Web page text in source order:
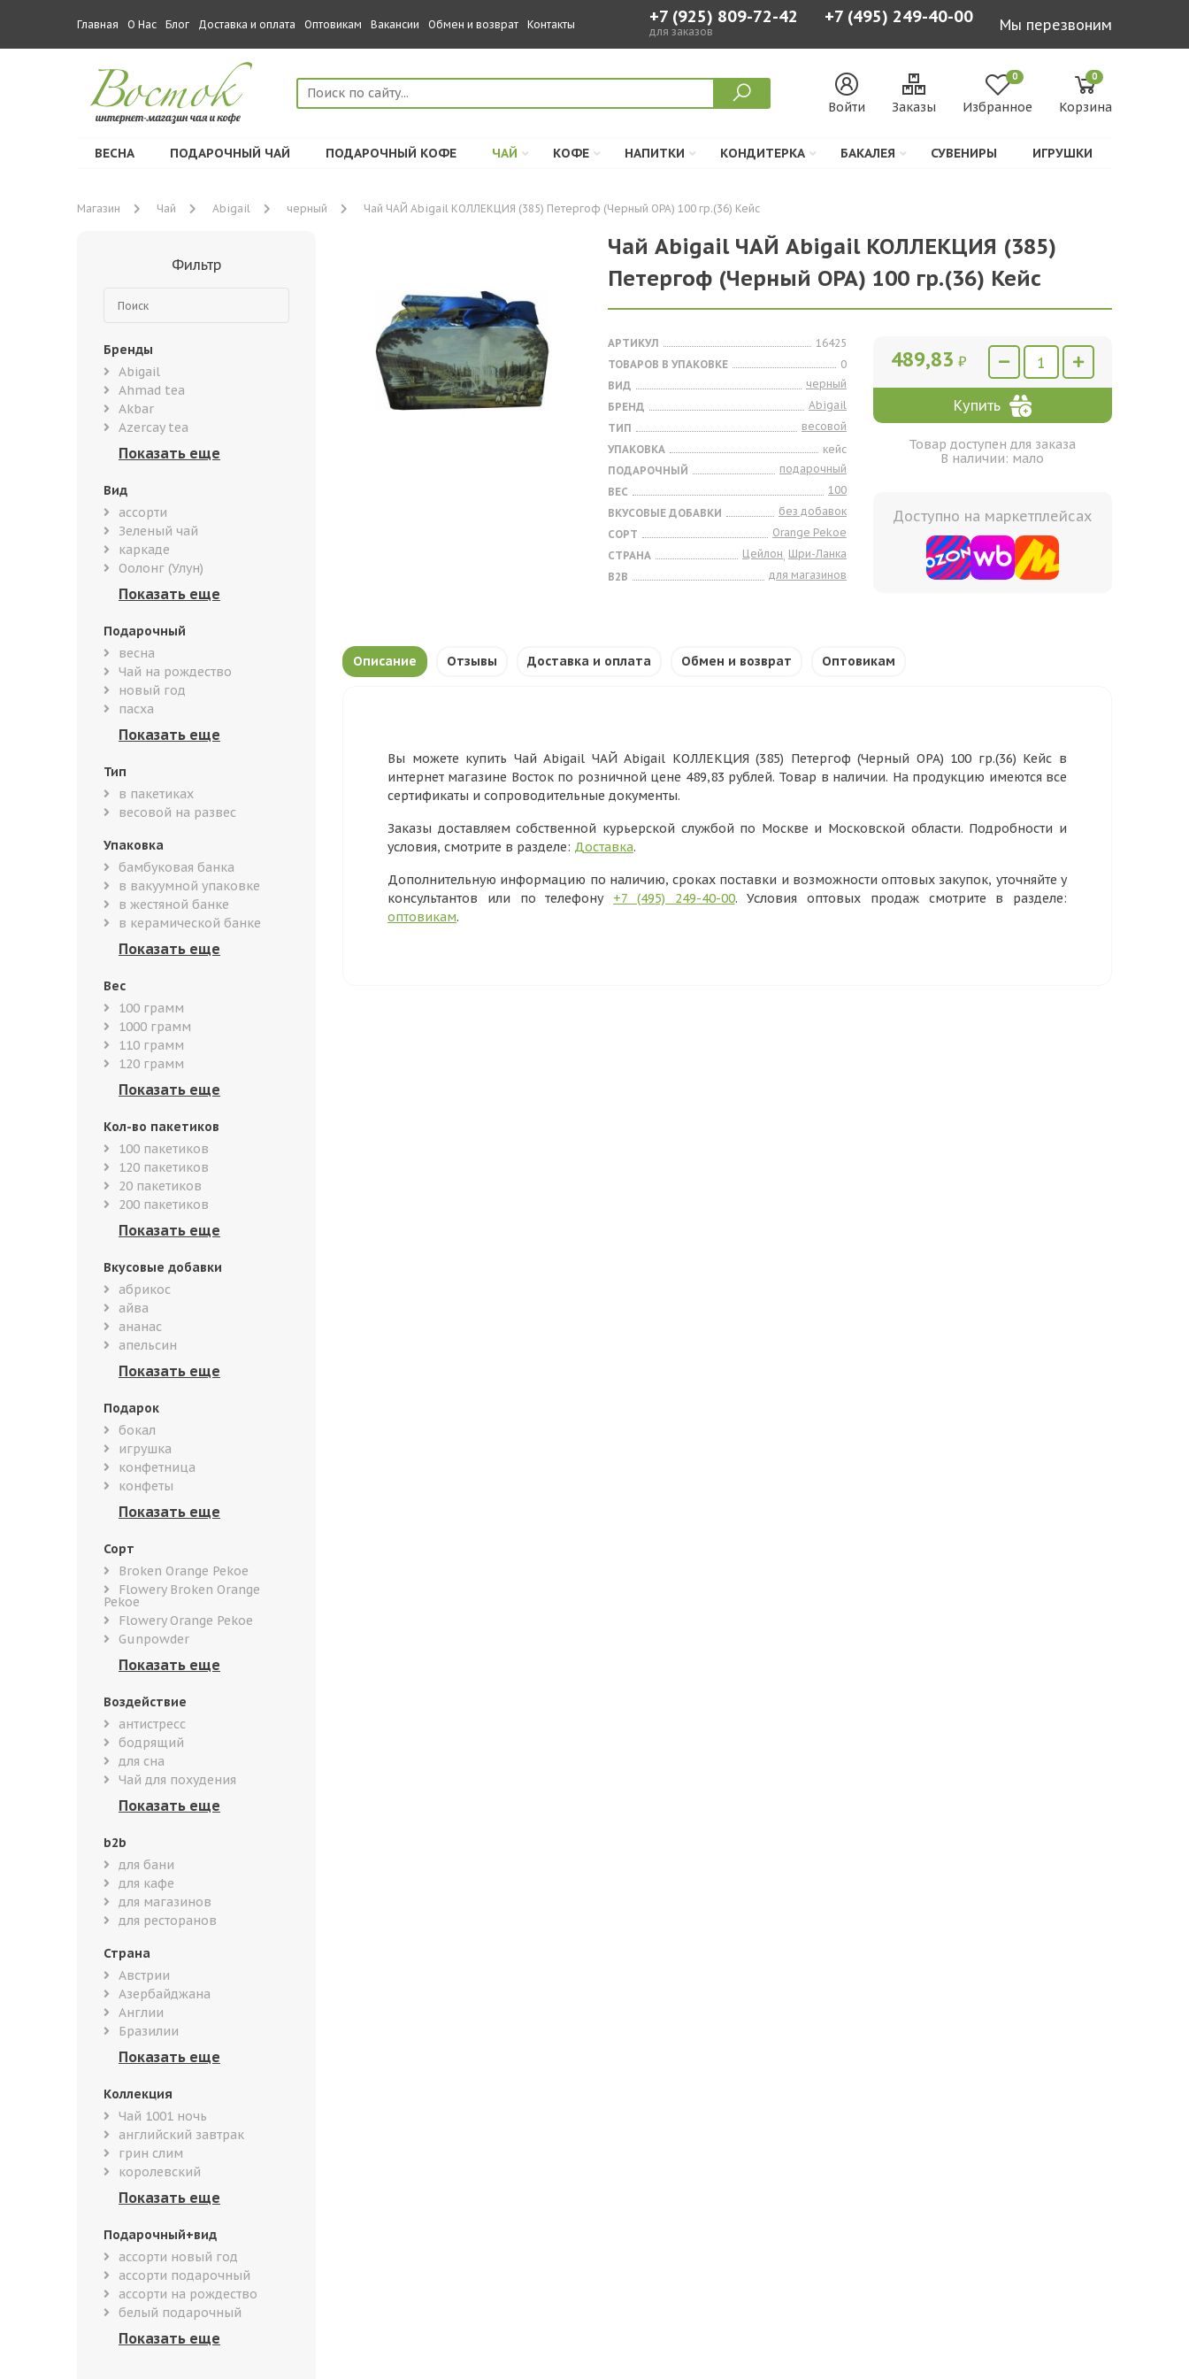
Главная О Нас Блог Доставка и оплата Оптовикам Вакансии Обмен и возврат Контакты +7 (925) 809-72-42
для заказов
+7 (495) 249-40-00 Мы перезвоним
Войти Заказы
0
Избранное
0
Корзина
ВЕСНА ПОДАРОЧНЫЙ ЧАЙ ПОДАРОЧНЫЙ КОФЕ ЧАЙ КОФЕ НАПИТКИ КОНДИТЕРКА БАКАЛЕЯ СУВЕНИРЫ ИГРУШКИ
Магазин Чай Abigail черный Чай ЧАЙ Abigail КОЛЛЕКЦИЯ (385) Петергоф (Черный ОРА) 100 гр.(36) Кейс
Фильтр
Бренды
Abigail
Ahmad tea
Akbar
Azercay tea
Вид
ассорти
Зеленый чай
каркаде
Оолонг (Улун)
Подарочный
весна
Чай на рождество
новый год
пасха
Тип
в пакетиках
весовой на развес
Упаковка
бамбуковая банка
в вакуумной упаковке
в жестяной банке
в керамической банке
Вес
100 грамм
1000 грамм
110 грамм
120 грамм
Кол-во пакетиков
100 пакетиков
120 пакетиков
20 пакетиков
200 пакетиков
Вкусовые добавки
абрикос
айва
ананас
апельсин
Подарок
бокал
игрушка
конфетница
конфеты
Сорт
Broken Orange Pekoe
Flowery Broken Orange
Pekoe
Flowery Orange Pekoe
Gunpowder
Воздействие
антистресс
бодрящий
для сна
Чай для похудения
b2b
для бани
для кафе
для магазинов
для ресторанов
Страна
Австрии
Азербайджана
Англии
Бразилии
Коллекция
Чай 1001 ночь
английский завтрак
грин слим
королевский
Подарочный+вид
ассорти новый год
ассорти подарочный
ассорти на рождество
белый подарочный
Чай Abigail ЧАЙ Abigail КОЛЛЕКЦИЯ (385)
Петергоф (Черный ОРА) 100 гр.(36) Кейс
АРТИКУЛ
16425
ТОВАРОВ В УПАКОВКЕ
0
ВИД
черный
БРЕНД
Abigail
ТИП
весовой
УПАКОВКА
кейс
ПОДАРОЧНЫЙ
подарочный
ВЕС
100
ВКУСОВЫЕ ДОБАВКИ
без добавок
СОРТ
Orange Pekoe
СТРАНА
Цейлон, Шри-Ланка
B2B
для магазинов
489,83 ₽
Купить
Товар доступен для заказа
В наличии: мало
Доступно на маркетплейсах
Описание Отзывы Доставка и оплата Обмен и возврат Оптовикам
Вы можете купить Чай Abigail ЧАЙ Abigail КОЛЛЕКЦИЯ (385) Петергоф (Черный ОРА) 100 гр.(36) Кейс в
интернет магазине Восток по розничной цене 489,83 рублей. Товар в наличии. На продукцию имеются все
сертификаты и сопроводительные документы.
Заказы доставляем собственной курьерской службой по Москве и Московской области. Подробности и
условия, смотрите в разделе: Доставка.
Дополнительную информацию по наличию, сроках поставки и возможности оптовых закупок, уточняйте у
консультантов или по телефону +7 (495) 249-40-00. Условия оптовых продаж смотрите в разделе:
оптовикам.